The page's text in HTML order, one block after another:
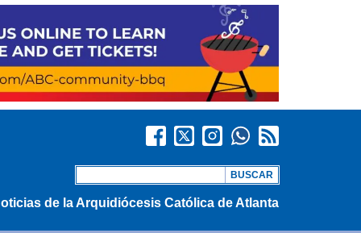
de la Arquidiócesis Católica de Atlanta